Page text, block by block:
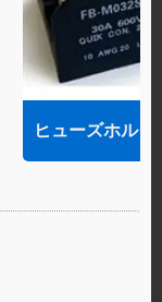
ヒューズホル